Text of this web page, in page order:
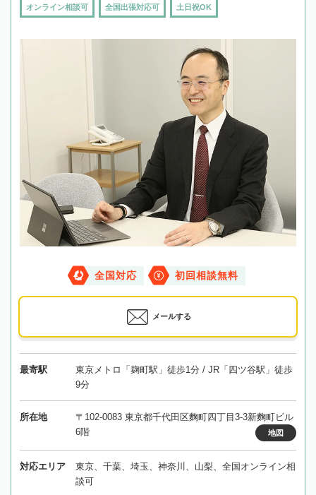
オンライン相談可 全国出張対応可 土日祝OK
全国対応 初回相談無料
メールする
最寄駅
東京メトロ「麹町駅」徒歩1分 / JR「四ツ谷駅」徒歩
9分
所在地
〒102-0083 東京都千代田区麴町四丁目3-3新麴町ビル
6階
地図
対応エリア
東京、千葉、埼玉、神奈川、山梨、全国オンライン相
談可